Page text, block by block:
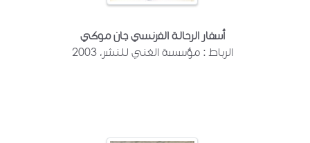
أسفار الرحالة الفرنسي جان موكي
الرباط : مؤسسة الغني للنشر، 2003